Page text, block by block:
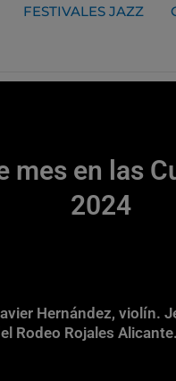
FESTIVALES JAZZ
en las
2024
Hernández, violín.
Rodeo Rojales